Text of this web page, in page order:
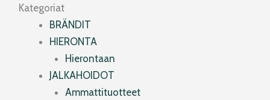
Kategoriat
BRÄNDIT
HIERONTA
Hierontaan
JALKAHOIDOT
Ammattituotteet